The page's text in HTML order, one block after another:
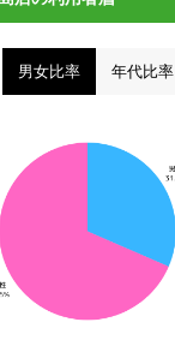
男女比率 年代比率